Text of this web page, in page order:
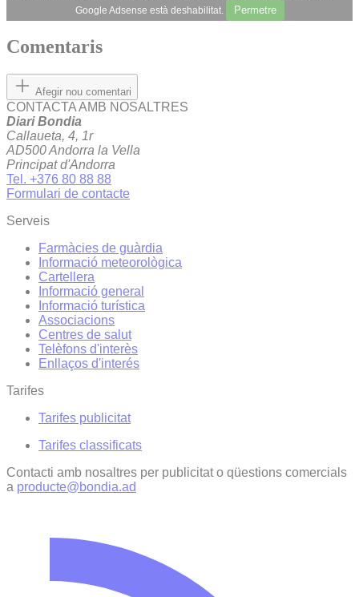
Google Adsense està deshabilitat. Permetre
Comentaris
Afegir nou comentari
CONTACTA AMB NOSALTRES
Diari Bondia
Callaueta, 4, 1r
AD500 Andorra la Vella
Principat d'Andorra
Tel. +376 80 88 88
Formulari de contacte
Serveis
Farmàcies de guàrdia
Informació meteorològica
Cartellera
Informació general
Informació turística
Associacions
Centres de salut
Telèfons d'interès
Enllaços d'interés
Tarifes
Tarifes publicitat
Tarifes classificats
Contacti amb nosaltres per publicitat o qüestions comercials
a producte@bondia.ad